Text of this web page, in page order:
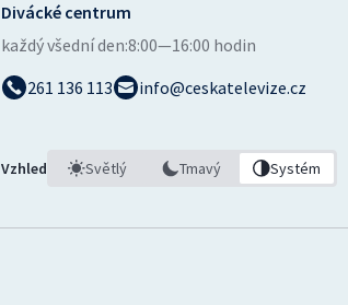
Divácké centrum
každý všední den:8:00—16:00 hodin
261 136 113
info@ceskatelevize.cz
Vzhled Světlý Tmavý Systém